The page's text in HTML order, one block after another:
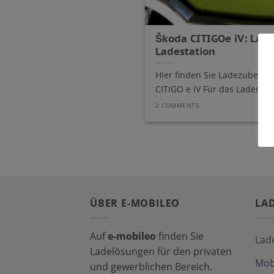
Škoda CITIGOe iV:
Ladestation
Hier finden Sie
CITIGO e iV Für das Laden
2 COMMENTS
ÜBER E-MOBILEO
Aufe-mobileo finden Sie
Ladelösungen für den privaten
und gewerblichen Bereich.